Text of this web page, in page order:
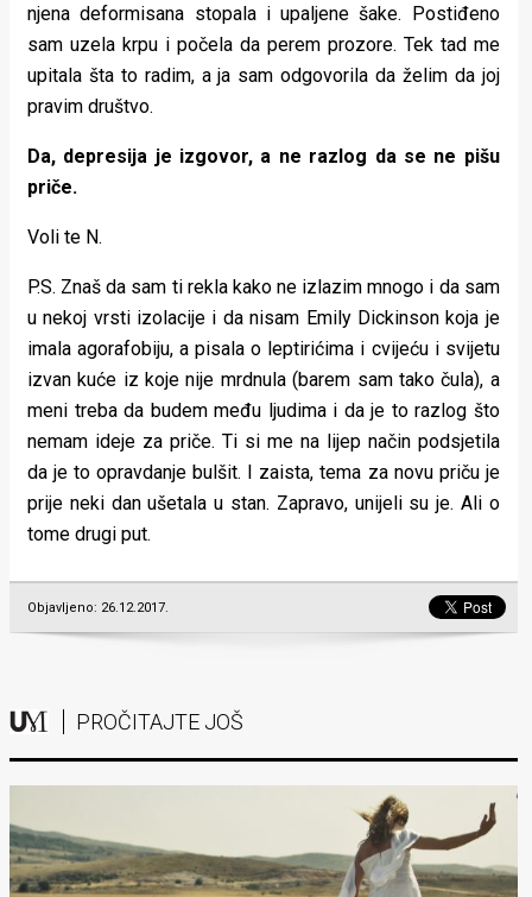
njena deformisana stopala i upaljene šake. Postiđeno
sam uzela krpu i počela da perem prozore. Tek tad me
upitala šta to radim, a ja sam odgovorila da želim da joj
pravim društvo.
Da, depresija je izgovor, a ne razlog da se ne pišu
priče.
Voli te N.
P.S. Znaš da sam ti rekla kako ne izlazim mnogo i da sam
u nekoj vrsti izolacije i da nisam Emily Dickinson koja je
imala agorafobiju, a pisala o leptirićima i cvijeću i svijetu
izvan kuće iz koje nije mrdnula (barem sam tako čula), a
meni treba da budem među ljudima i da je to razlog što
nemam ideje za priče. Ti si me na lijep način podsjetila
da je to opravdanje bulšit. I zaista, tema za novu priču je
prije neki dan ušetala u stan. Zapravo, unijeli su je. Ali o
tome drugi put.
Objavljeno: 26.12.2017.
PROČITAJTE JOŠ